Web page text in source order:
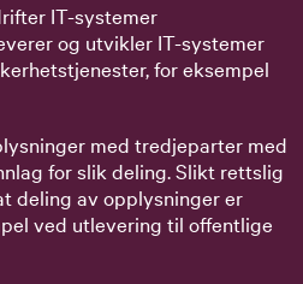
IT-systemer
og utvikler IT-systemer
for eksempel
med tredjeparter med
for slik deling. Slikt rettslig
deling av opplysninger er
ved utlevering til offentlige